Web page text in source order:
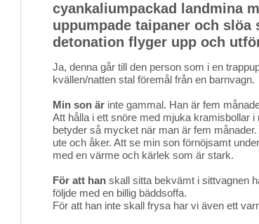
cyankaliumpackad landmina
uppumpade taipaner och slöa
detonation flyger upp och
Ja, denna går till den person som i en
kvällen/natten stal föremål från en barnvagn.
Min son är inte gammal. Han är fem
Att hålla i ett snöre med mjuka kramisbollar i
betyder så mycket när man är fem
ute och åker. Att se min son förnöjsamt
med en värme och kärlek som är stark.
För att han skall sitta bekvämt i sittvagnen
följde med en billig bäddsoffa.
För att han inte skall frysa har vi även ett